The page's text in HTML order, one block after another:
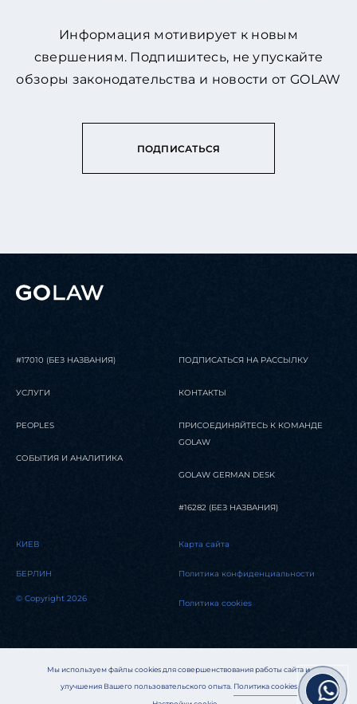
Информация мотивирует к новым
свершениям. Подпишитесь, не упускайте
обзоры законодательства и новости от GOLAW
ПОДПИСАТЬСЯ
Мы используем файлы cookies для совершенствования работы сайта и
улучшения Вашего пользовательского опыта. Политика cookies
#17010 (БЕЗ НАЗВАНИЯ)
УСЛУГИ
PEOPLES
СОБЫТИЯ И АНАЛИТИКА
ПОДПИСАТЬСЯ НА РАССЫЛКУ
КОНТАКТЫ
ПРИСОЕДИНЯЙТЕСЬ К КОМАНДЕ
GOLAW
GOLAW GERMAN DESK
#16282 (БЕЗ НАЗВАНИЯ)
КИЕВ
БЕРЛИН
© Copyright 2026
Карта сайта
Политика конфиденциальности
Политика cookies